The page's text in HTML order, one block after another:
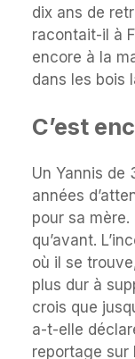
dix ans de
racontait-il à
encore à la
dans les bois
C’est
Un Yannis de
années
pour sa mère.
qu’avant.
où il se
plus dur à
crois que
a-t-elle
reportage sur